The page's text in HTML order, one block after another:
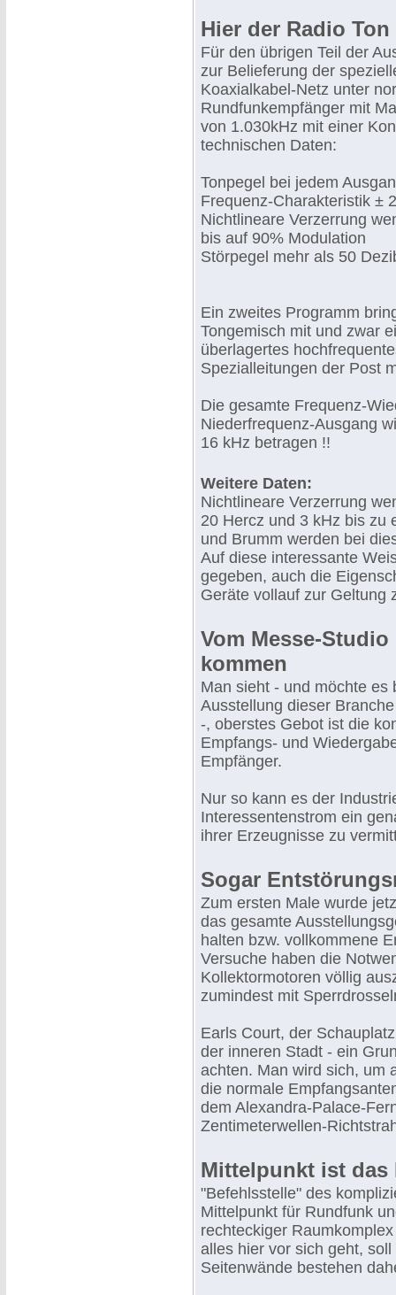
Hier der Radio
Für den übrigen Teil der
zur Belieferung der
Koaxialkabel-Netz unter
Rundfunkempfänger mit
von 1.030kHz mit einer
technischen Daten:
Tonpegel bei jedem
Frequenz-Charakteristik ±
Nichtlineare Verzerrung
bis auf 90% Modulation
Störpegel mehr als 50
Ein zweites Programm
Tongemisch mit und zwar
überlagertes
Spezialleitungen der Post
Die gesamte Frequenz-
Niederfrequenz-Ausgang
16 kHz betragen !!
Weitere Daten:
Nichtlineare Verzerrung
20 Hercz und 3 kHz bis zu
und Brumm werden bei
Auf diese interessante
gegeben, auch die
Geräte vollauf zur Geltung
Vom Messe-
kommen
Man sieht - und möchte es
Ausstellung dieser
-, oberstes Gebot ist die
Empfangs- und
Empfänger.
Nur so kann es der
Interessentenstrom ein
ihrer Erzeugnisse zu
Sogar
Zum ersten Male wurde
das gesamte
halten bzw. vollkommene
Versuche haben die
Kollektormotoren völlig
zumindest mit
Earls Court, der
der inneren Stadt - ein
achten. Man wird sich, um
die normale
dem Alexandra-Palace-
Zentimeterwellen-
Mittelpunkt ist
"Befehlsstelle" des
Mittelpunkt für Rundfunk
rechteckiger
alles hier vor sich geht,
Seitenwände bestehen